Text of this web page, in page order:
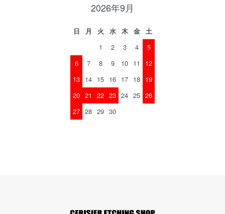
2026年9月
日 月 火 水 木 金
土
1
2 3 4
5
6
7 8 9 10 11
12
13 14 15 16 17 18 19
20 21 22 23 24 25 26
27 28 29 30